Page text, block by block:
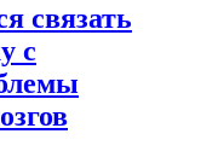
связать
с